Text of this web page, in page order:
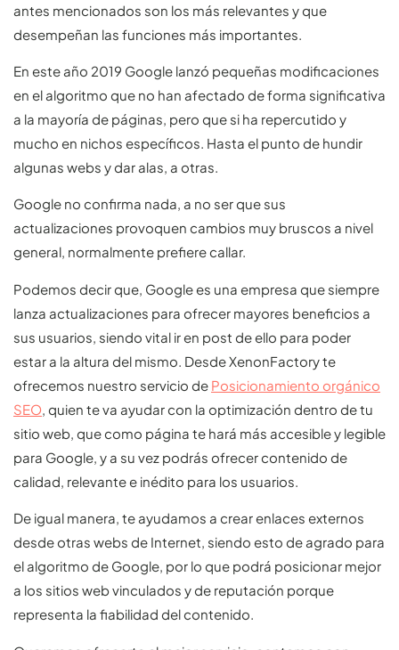
antes mencionados son los más relevantes y que
desempeñan las funciones más importantes.
En este año 2019 Google lanzó pequeñas modificaciones
en el algoritmo que no han afectado de forma significativa
a la mayoría de páginas, pero que si ha repercutido y
mucho en nichos específicos. Hasta el punto de hundir
algunas webs y dar alas, a otras.
Google no confirma nada, a no ser que sus
actualizaciones provoquen cambios muy bruscos a nivel
general, normalmente prefiere callar.
Podemos decir que, Google es una empresa que siempre
lanza actualizaciones para ofrecer mayores beneficios a
sus usuarios, siendo vital ir en post de ello para poder
estar a la altura del mismo. Desde XenonFactory te
ofrecemos nuestro servicio de Posicionamiento orgánico
SEO, quien te va ayudar con la optimización dentro de tu
sitio web, que como página te hará más accesible y legible
para Google, y a su vez podrás ofrecer contenido de
calidad, relevante e inédito para los usuarios.
De igual manera, te ayudamos a crear enlaces externos
desde otras webs de Internet, siendo esto de agrado para
el algoritmo de Google, por lo que podrá posicionar mejor
a los sitios web vinculados y de reputación porque
representa la fiabilidad del contenido.